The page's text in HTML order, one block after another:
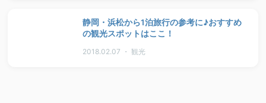
静岡・浜松から1泊旅行の参考に♪おすすめ
の観光スポットはここ！
2018.02.07 ・ 観光